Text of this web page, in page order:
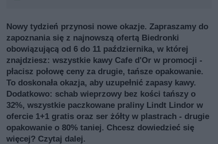
Nowy tydzień przynosi nowe okazje. Zapraszamy do
zapoznania się z najnowszą ofertą Biedronki
obowiązującą od 6 do 11 października, w której
znajdziesz: wszystkie kawy Cafe d'Or w promocji -
płacisz połowę ceny za drugie, tańsze opakowanie.
To doskonała okazja, aby uzupełnić zapasy kawy.
Dodatkowo: schab wieprzowy bez kości tańszy o
32%, wszystkie paczkowane praliny Lindt Lindor w
ofercie 1+1 gratis oraz ser żółty w plastrach - drugie
opakowanie o 80% taniej. Chcesz dowiedzieć się
więcej? Czytaj dalej.